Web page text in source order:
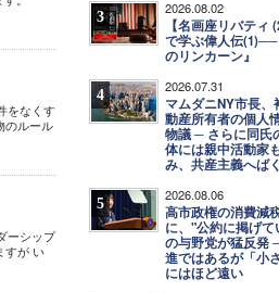
をなくす
のルール
ーシップ
すが い
3 2026.08.02
【名画座リバティ
で学ぶ偉人伝
のリンカーン』
4 2026.07.31
マムダニNY市長、
動産所有者の個人
物議 ─ さらに同氏
体には親中活動家
み、共産主義へば
5 2026.08.06
高市政権の消費減
に、"公約に掲げて
の与野党が猛反発
進ではあるが「小
にはほど遠い